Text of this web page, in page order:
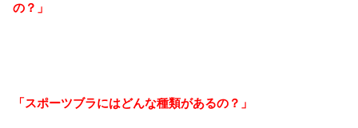
の？」
「スポーツブラにはどんな種類があるの？」